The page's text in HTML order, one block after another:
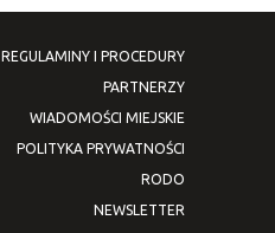
REGULAMINY I PROCEDURY
PARTNERZY
WIADOMOŚCI MIEJSKIE
POLITYKA PRYWATNOŚCI
RODO
NEWSLETTER